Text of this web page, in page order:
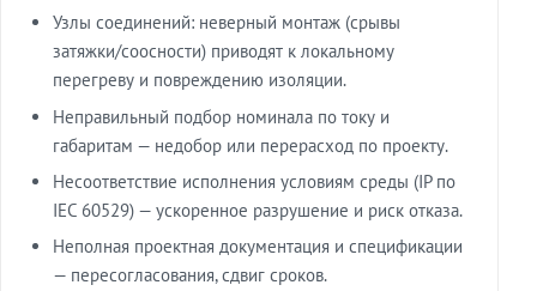
Узлы соединений: неверный монтаж (срывы
затяжки/соосности) приводят к локальному
перегреву и повреждению изоляции.
Неправильный подбор номинала по току и
габаритам — недобор или перерасход по проекту.
Несоответствие исполнения условиям среды (IP по
IEC 60529) — ускоренное разрушение и риск отказа.
Неполная проектная документация и спецификации
— пересогласования, сдвиг сроков.